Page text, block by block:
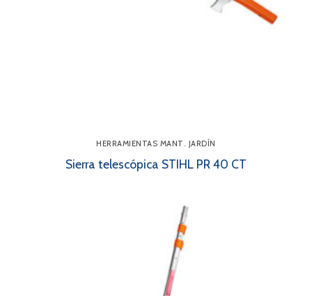
HERRAMIENTAS MANT. JARDÍN
Sierra telescópica STIHL PR 40 CT